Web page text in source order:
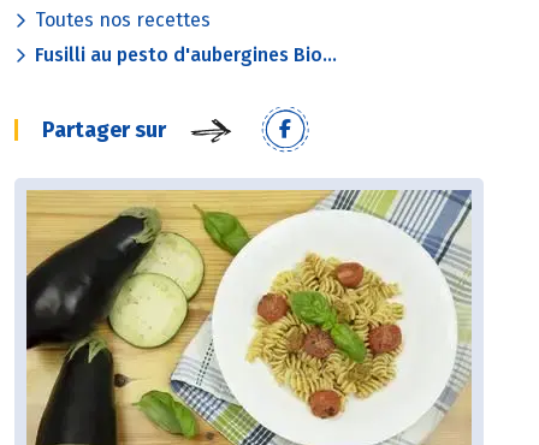
Toutes nos recettes
Fusilli au pesto d'aubergines Bio...
Partager sur